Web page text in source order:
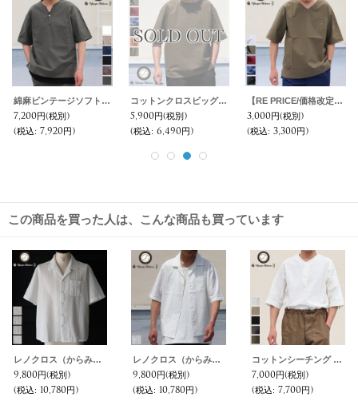
ソフトリネンコットンキャンバスオープンカラー ルーズフィットシャツ【MADE IN JAPAN】『日本製』/ Upscape Audience
6,600円(税別)
(税込: 7,260円)
この商品を買った人は、こんな商品も買っています
レノクロス（からみ織）オープンカラー ハーフスリーブシャツ【MADE IN JAPAN】『日本製』/ Upscape Audience
9,800円(税別)
(税込: 10,780円)
レノクロス（からみ織）オープンカラー ハーフスリーブシャツ【MADE IN JAPAN】『日本製』/ Upscape Audience
9,800円(税別)
(税込: 10,780円)
コットンシーチング ワッシャー Vネック スリーピング ハーフスリーブシャツ【MADE IN JAPAN】『日本製』/ Upscape Audience
7,000円(税別)
(税込: 7,700円)